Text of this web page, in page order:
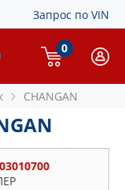
Запрос по VIN
0
CHANGAN